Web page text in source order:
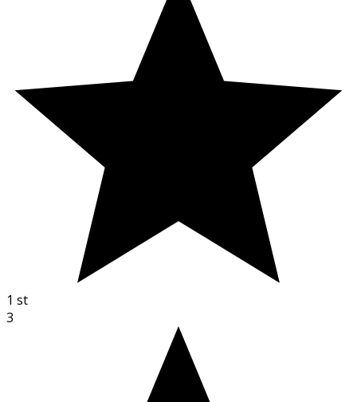
1 st
3